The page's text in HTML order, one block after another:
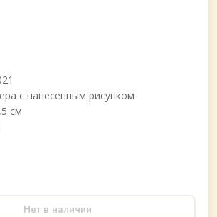
с нанесенным рисунком
см
Нет в наличии